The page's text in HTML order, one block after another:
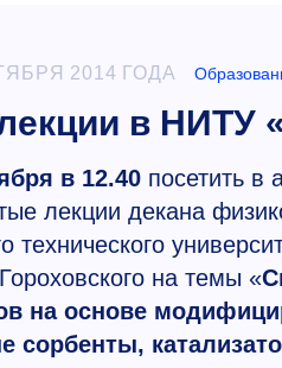
2014 ГОДА
в НИТУ
в 12.40посетить в
лекции декана
технического
на темы «
на основе
сорбенты,